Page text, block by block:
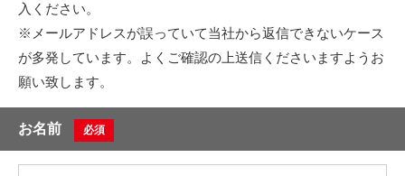
入ください。
※メールアドレスが誤っていて当社から返信できないケース
が多発しています。よくご確認の上送信くださいますようお
願い致します。
お名前 必須